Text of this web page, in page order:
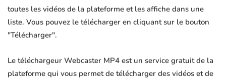
toutes les vidéos de la plateforme et les affiche dans une
liste. Vous pouvez le télécharger en cliquant sur le bouton
"Télécharger".
Le téléchargeur Webcaster MP4 est un service gratuit de la
plateforme qui vous permet de télécharger des vidéos et de